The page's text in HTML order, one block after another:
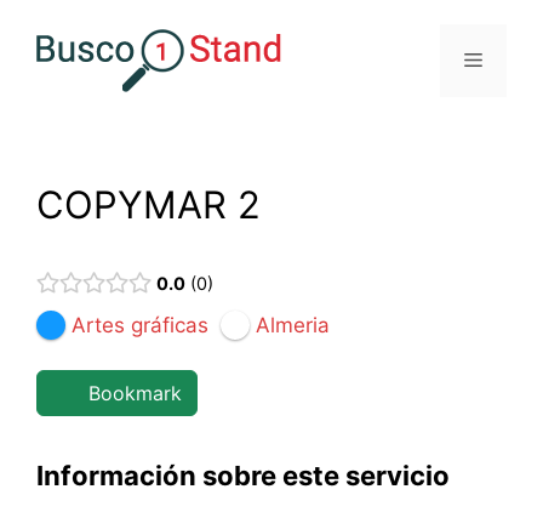
Menú
COPYMAR 2
0.0 0
Artes gráficas Almeria
Bookmark
Información sobre este servicio